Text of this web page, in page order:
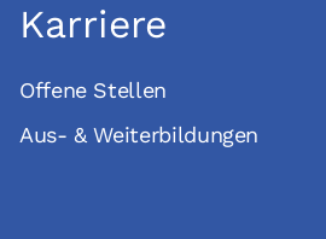
Karriere
Offene Stellen
Aus- & Weiterbildungen